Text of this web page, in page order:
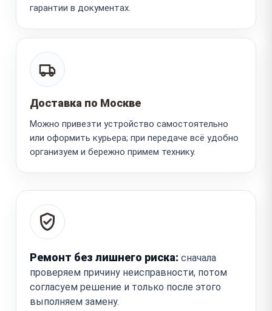
гарантии в документах.
Доставка по Москве
Можно привезти устройство самостоятельно
или оформить курьера; при передаче всё удобно
организуем и бережно примем технику.
Ремонт без лишнего риска: сначала
проверяем причину неисправности, потом
согласуем решение и только после этого
выполняем замену.